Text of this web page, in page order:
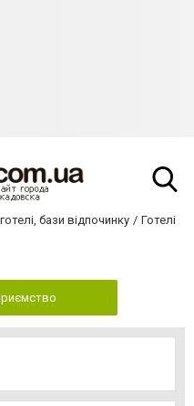
бази відпочинку Готелі